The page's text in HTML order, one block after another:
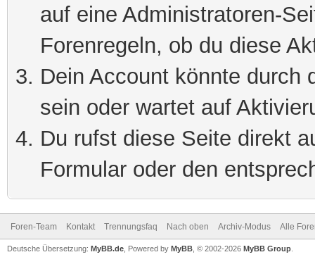
auf eine Administratoren-
Forenregeln, ob du diese
Dein Account könnte durch
sein oder wartet auf
Du rufst diese Seite direkt
Formular oder den
Foren-Team Kontakt Trennungsfaq Nach oben Archiv-Modus Alle
Deutsche Übersetzung: MyBB.de , Powered by MyBB , © 2002-2026 MyBB Group